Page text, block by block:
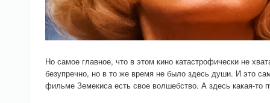
Но самое главное, что в этом кино катастрофически не
безупречно, но в то же время не было здесь души. И это
фильме Земекиса есть свое волшебство. А здесь какая-то